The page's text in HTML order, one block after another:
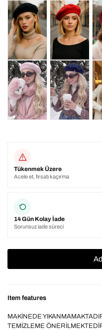
Tükenmek Üzere
Acele et, fırsatı kaçırma
14 Gün Kolay İade
Sorunsuz iade süreci
Item features
MAKİNEDE
TEMİZLEME